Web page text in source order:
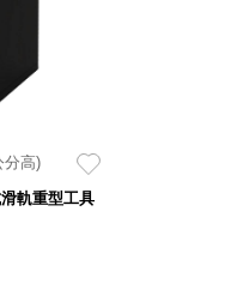
分高)
軌重型工具